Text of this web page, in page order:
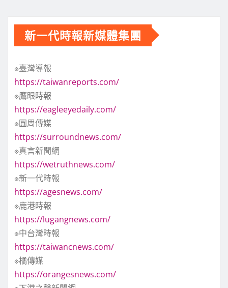
新一代時報新媒體集團
※臺灣導報
https://taiwanreports.com/
※鷹眼時報
https://eagleeyedaily.com/
※圓周傳媒
https://surroundnews.com/
※真言新聞網
https://wetruthnews.com/
※新一代時報
https://agesnews.com/
※鹿港時報
https://lugangnews.com/
※中台灣時報
https://taiwancnews.com/
※橘傳媒
https://orangesnews.com/